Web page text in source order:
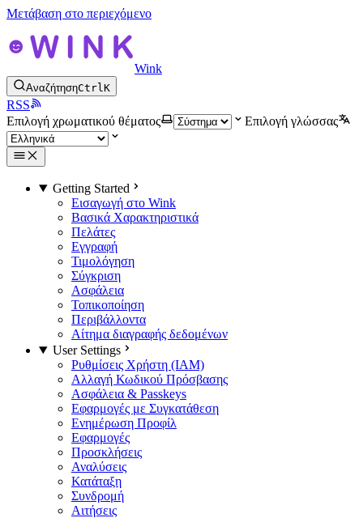
Μετάβαση στο περιεχόμενο
Wink
ΑναζήτησηCtrlK
RSS
Επιλογή χρωματικού θέματος
Επιλογή γλώσσας
Getting Started
Εισαγωγή στο Wink
Βασικά Χαρακτηριστικά
Πελάτες
Εγγραφή
Τιμολόγηση
Σύγκριση
Ασφάλεια
Τοπικοποίηση
Περιβάλλοντα
Αίτημα διαγραφής δεδομένων
User Settings
Ρυθμίσεις Χρήστη (IAM)
Αλλαγή Κωδικού Πρόσβασης
Ασφάλεια & Passkeys
Εφαρμογές με Συγκατάθεση
Ενημέρωση Προφίλ
Εφαρμογές
Προσκλήσεις
Αναλύσεις
Κατάταξη
Συνδρομή
Αιτήσεις